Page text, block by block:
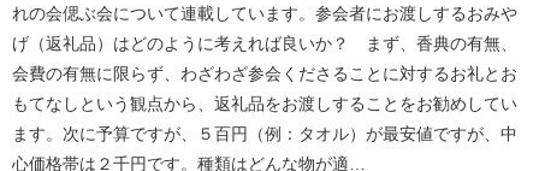
れの会偲ぶ会について連載しています。参会者にお渡しするおみや
げ（返礼品）はどのように考えれば良いか？ まず、香典の有無、
会費の有無に限らず、わざわざ参会くださることに対するお礼とお
もてなしという観点から、返礼品をお渡しすることをお勧めしてい
ます。次に予算ですが、５百円（例：タオル）が最安値ですが、中
心価格帯は２千円です。種類はどんな物が適…